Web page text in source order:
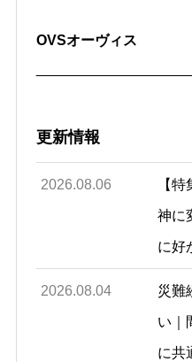
OVSオーヴィス
更新情報
2026.08.06 【
神に
に好
2026.08.04 災難
い｜
に共